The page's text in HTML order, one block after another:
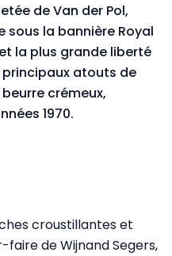
de Van der Pol,
la bannière Royal
la plus grande liberté
atouts de
crémeux,
1970.
croustillantes et
faire de Wijnand Segers,